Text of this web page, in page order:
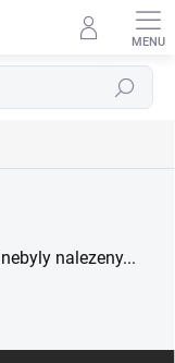
Hledat
nebyly nalezeny...